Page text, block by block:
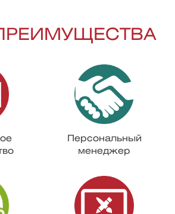
Персональный
менеджер